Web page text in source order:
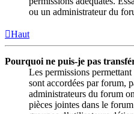
ou un administrateur du
Haut
Pourquoi ne puis-je pas
Les permissions
sont accordées par forum,
administrateurs du forum
pièces jointes dans le